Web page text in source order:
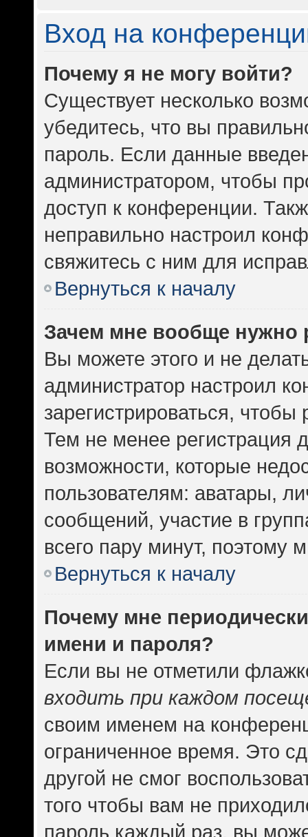
Вход на
Почему я не могу войти?
Существует несколько
убедитесь, что вы
пароль. Если данные
администратором, чтобы
доступ к конференции.
неправильно настроил
свяжитесь с ним для
Вернуться к началу
Зачем мне вообще нужно
Вы можете этого и не
администратор настроил
зарегистрироваться,
Тем не менее регистрация
возможности, которые
пользователям: аватары,
сообщений, участие в
всего пару минут, поэтому
Вернуться к началу
Почему мне
имени и пароля?
Если вы не отметили
входить при каждом
своим именем на
ограниченное время. Это
другой не смог
того чтобы вам не
пароль каждый раз, вы